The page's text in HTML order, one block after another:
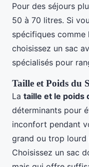
Pour des séjours
50 à 70 litres. Si
spécifiques comme
choisissez un sac
spécialisés pour
Taille et Poids du
La taille et le poids
déterminants pour
inconfort pendant
grand ou trop lourd
Choisissez un sac